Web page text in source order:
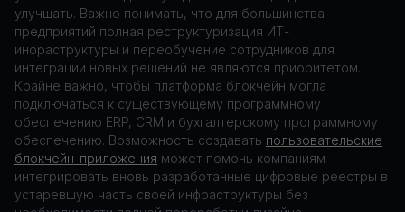
улучшать. Важно понимать, что для большинства
предприятий полная реструктуризация ИТ-
инфраструктуры и переобучение сотрудников для
интеграции новых решений не являются приоритетом.
Крайне важно, чтобы платформа блокчейн могла
подключаться к существующему программному
обеспечению ERP, CRM и бухгалтерскому программному
обеспечению. Возможность создавать пользовательские
блокчейн-приложения может помочь компаниям
интегрировать вновь разработанные цифровые реестры в
устаревшую часть своей инфраструктуры без